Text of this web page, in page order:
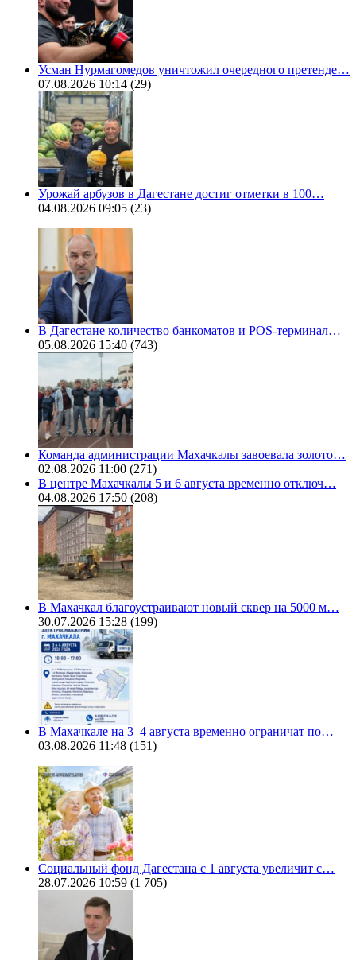
Усман Нурмагомедов уничтожил очередного претенде…
07.08.2026 10:14 (29)
Урожай арбузов в Дагестане достиг отметки в 100…
04.08.2026 09:05 (23)
В Дагестане количество банкоматов и POS-терминал…
05.08.2026 15:40 (743)
Команда администрации Махачкалы завоевала золото…
02.08.2026 11:00 (271)
В центре Махачкалы 5 и 6 августа временно отключ…
04.08.2026 17:50 (208)
В Махачкал благоустраивают новый сквер на 5000 м…
30.07.2026 15:28 (199)
В Махачкале на 3–4 августа временно ограничат по…
03.08.2026 11:48 (151)
Социальный фонд Дагестана с 1 августа увеличит с…
28.07.2026 10:59 (1 705)